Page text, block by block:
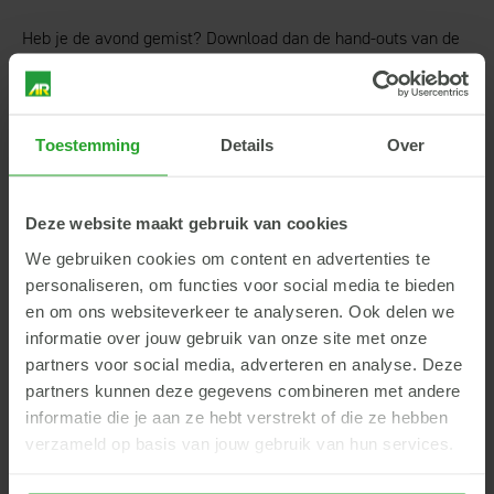
Toestemming Details Over
Deze website maakt gebruik van cookies
We gebruiken cookies om content en advertenties te
personaliseren, om functies voor social media te bieden
en om ons websiteverkeer te analyseren. Ook delen we
informatie over jouw gebruik van onze site met onze
partners voor social media, adverteren en analyse. Deze
partners kunnen deze gegevens combineren met andere
informatie die je aan ze hebt verstrekt of die ze hebben
verzameld op basis van jouw gebruik van hun services.
Heb je de avond gemist? Download dan de hand-outs van de
presentatie.
Presentatie 7eActieprogramma Nitraatrichtlijn en nieuwe
Terug
Dit vind je misschien ook